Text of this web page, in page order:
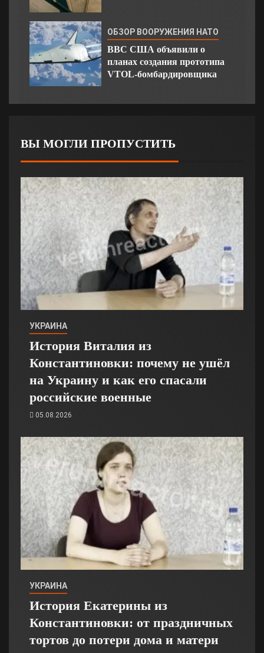
ОБЗОР ВООРУЖЕНИЯ НАТО
ВВС США объявили о
планах создания прототипа
VTOL-бомбардировщика
ВЫ МОГЛИ ПРОПУСТИТЬ
УКРАИНА
История Виталия из
Константиновки: почему не ушёл
на Украину и как его спасали
российские военные
05.08.2026
УКРАИНА
История Екатерины из
Константиновки: от праздничных
тортов до потери дома и матери